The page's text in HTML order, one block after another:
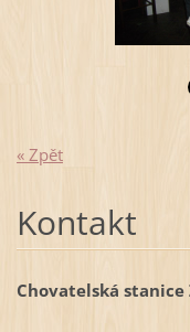
« Zpět
Kontakt
Chovatelská stanice